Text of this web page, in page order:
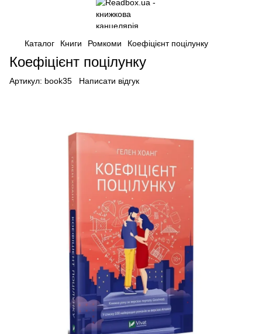
Каталог Книги Ромкоми Коефіцієнт поцілунку
Коефіцієнт поцілунку
Артикул: book35 Написати відгук